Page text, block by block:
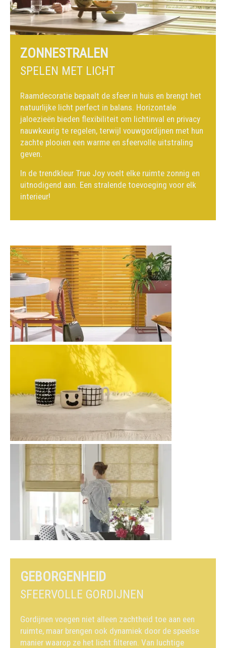
ZONNESTRALEN
SPELEN MET LICHT
Raamdecoratie bepaalt de sfeer in huis en brengt het
natuurlijke licht perfect in balans. Horizontale
jaloezieën bieden flexibiliteit om lichtinval en privacy
nauwkeurig te regelen, terwijl vouwgordijnen met hun
zachte plooien een warme en sfeervolle uitstraling
geven.
In de trendkleur True Joy voelt elke ruimte zonnig en
uitnodigend aan. Een stralende toevoeging voor elk
interieur!
GEBORGENHEID
SFEERVOLLE GORDIJNEN
Gordijnen voegen niet alleen zachtheid toe aan een
ruimte, maar brengen ook dynamiek door de speelse
manier waarop ze het licht filteren. Van luchtige